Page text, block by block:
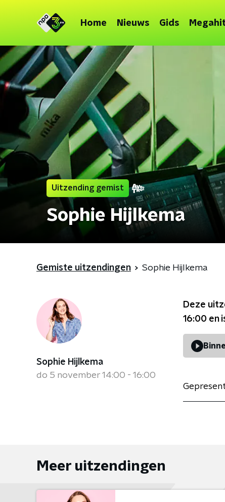
Home Nieuws Gids
Uitzending gemist
Sophie Hijlkema
Gemiste uitzendingen Sophie Hijlkema
Sophie Hijlkema
do 5 november 14:00 - 16:00
Deze
16:00 en
Meer uitzendingen